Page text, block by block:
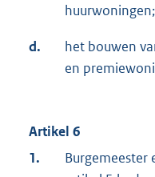
huurwoningen;
d.
het bouwen
en
Artikel 6
1.
Burgemeester